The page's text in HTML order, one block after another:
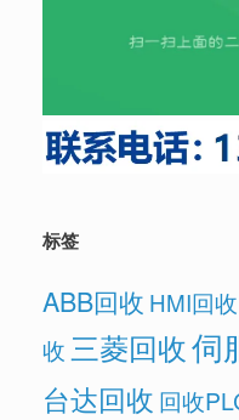
标签
ABB回收 HMI回收
收三菱回收伺
台达回收 回收